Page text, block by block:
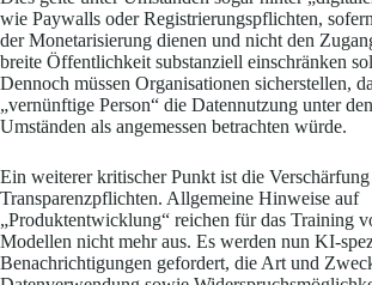
wie Paywalls oder Registrierungspflichten,
der Monetarisierung dienen und nicht den
breite Öffentlichkeit substanziell einschränken
Dennoch müssen Organisationen sicherstellen,
„vernünftige Person“ die Datennutzung unter
Umständen als angemessen betrachten würde.
Ein weiterer kritischer Punkt ist die
Transparenzpflichten. Allgemeine Hinweise auf
„Produktentwicklung“ reichen für das Training
Modellen nicht mehr aus. Es werden nun KI-
Benachrichtigungen gefordert, die Art und